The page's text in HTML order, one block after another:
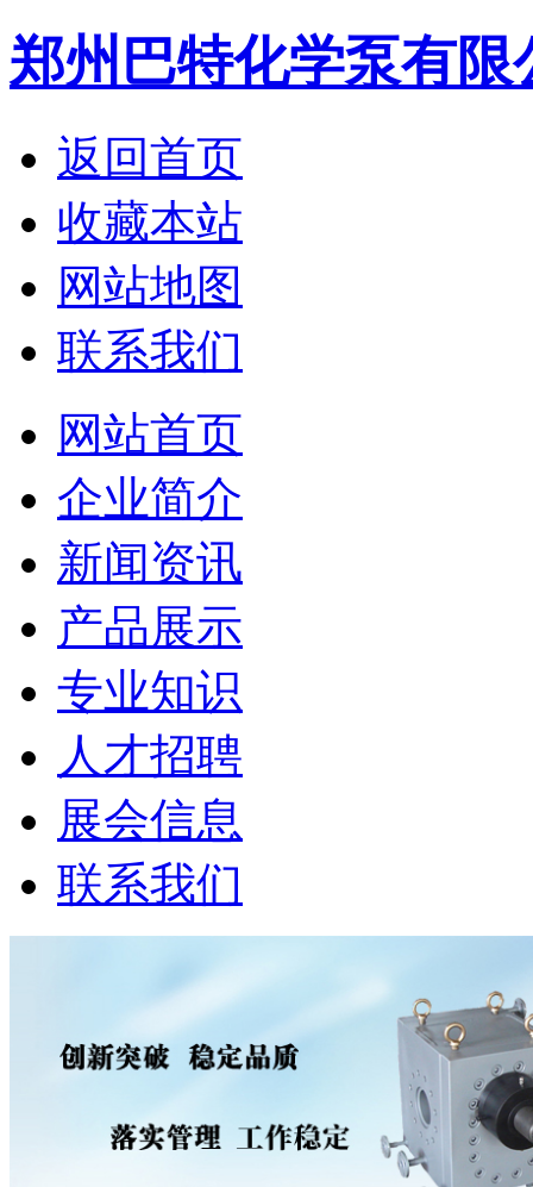
郑州巴特化学泵有限
返回首页
收藏本站
网站地图
联系我们
网站首页
企业简介
新闻资讯
产品展示
专业知识
人才招聘
展会信息
联系我们